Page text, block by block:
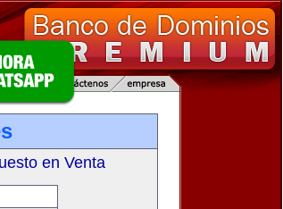
en Venta